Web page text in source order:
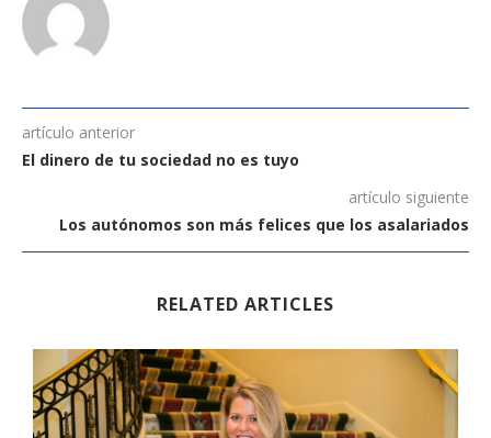
artículo anterior
El dinero de tu sociedad no es tuyo
artículo siguiente
Los autónomos son más felices que los asalariados
RELATED ARTICLES